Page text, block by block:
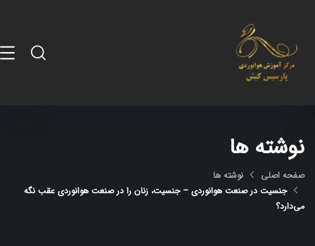
نوشته ها
صفحه اصلی
نوشته ها
جنسیت در صنعت هوانوردی – جنسیت، زنان را در صنعت هوانوردی عقب نگه
می‌دارد؟